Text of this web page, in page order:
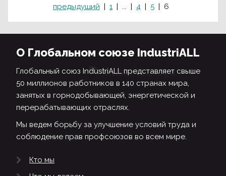
предыдущий 1 ... 4 5 6
О Глобальном союзе IndustriALL
Глобальный союз IndustriALL представляет свыше
50 миллионов работников в 140 странах мира,
занятых в горнодобывающей, энергетической и
перерабатывающих отраслях.
Мы ведем борьбу за улучшение условий труда и
соблюдение прав профсоюзов во всем мире.
Кто мы